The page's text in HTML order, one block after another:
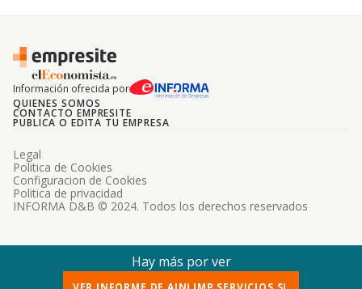
Información ofrecida por
QUIENES SOMOS
CONTACTO EMPRESITE
PUBLICA O EDITA TU EMPRESA
INFORMA D&B © 2024. Todos los derechos reservados
Legal
Politica de Cookies
Configuracion de Cookies
Politica de privacidad
Hay más por ver